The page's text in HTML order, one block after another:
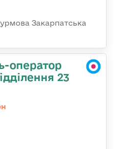
Закарпатська
оператор
23